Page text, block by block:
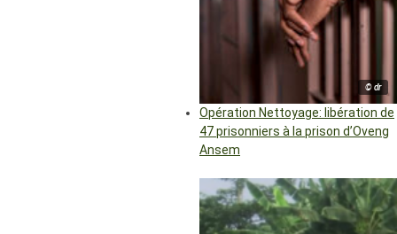
© dr
Opération Nettoyage: libération de
47 prisonniers à la prison d’Oveng
Ansem